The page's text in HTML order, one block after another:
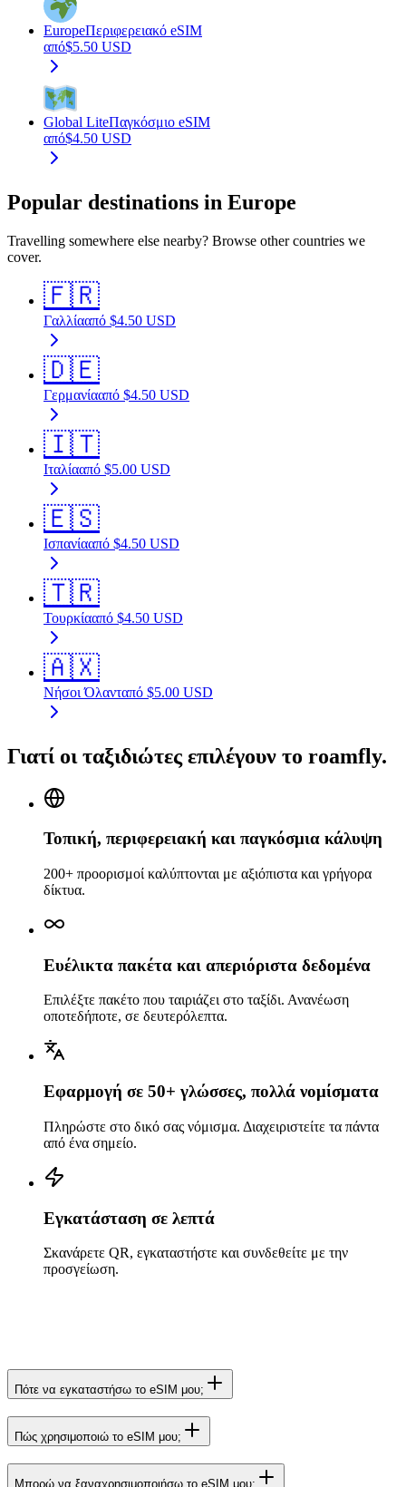
EuropeΠεριφερειακό eSIM
από$5.50 USD
Global LiteΠαγκόσμιο eSIM
από$4.50 USD
Popular destinations in Europe
Travelling somewhere else nearby? Browse other countries we
cover.
🇫🇷
Γαλλίααπό $4.50 USD
🇩🇪
Γερμανίααπό $4.50 USD
🇮🇹
Ιταλίααπό $5.00 USD
🇪🇸
Ισπανίααπό $4.50 USD
🇹🇷
Τουρκίααπό $4.50 USD
🇦🇽
Νήσοι Όλανταπό $5.00 USD
Γιατί οι ταξιδιώτες επιλέγουν το roamfly.
Τοπική, περιφερειακή και παγκόσμια κάλυψη
200+ προορισμοί καλύπτονται με αξιόπιστα και γρήγορα
δίκτυα.
Ευέλικτα πακέτα και απεριόριστα δεδομένα
Επιλέξτε πακέτο που ταιριάζει στο ταξίδι. Ανανέωση
οποτεδήποτε, σε δευτερόλεπτα.
Εφαρμογή σε 50+ γλώσσες, πολλά νομίσματα
Πληρώστε στο δικό σας νόμισμα. Διαχειριστείτε τα πάντα
από ένα σημείο.
Εγκατάσταση σε λεπτά
Σκανάρετε QR, εγκαταστήστε και συνδεθείτε με την
προσγείωση.
Πότε να εγκαταστήσω το eSIM μου;
Πώς χρησιμοποιώ το eSIM μου;
Μπορώ να ξαναχρησιμοποιήσω το eSIM μου;